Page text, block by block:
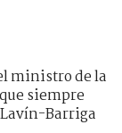
ministro de la
siempre
Barriga